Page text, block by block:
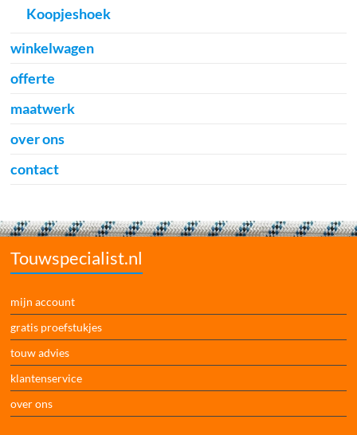
Koopjeshoek
winkelwagen
offerte
maatwerk
over ons
contact
Touwspecialist.nl
mijn account
gratis proefstukjes
touw advies
klantenservice
over ons